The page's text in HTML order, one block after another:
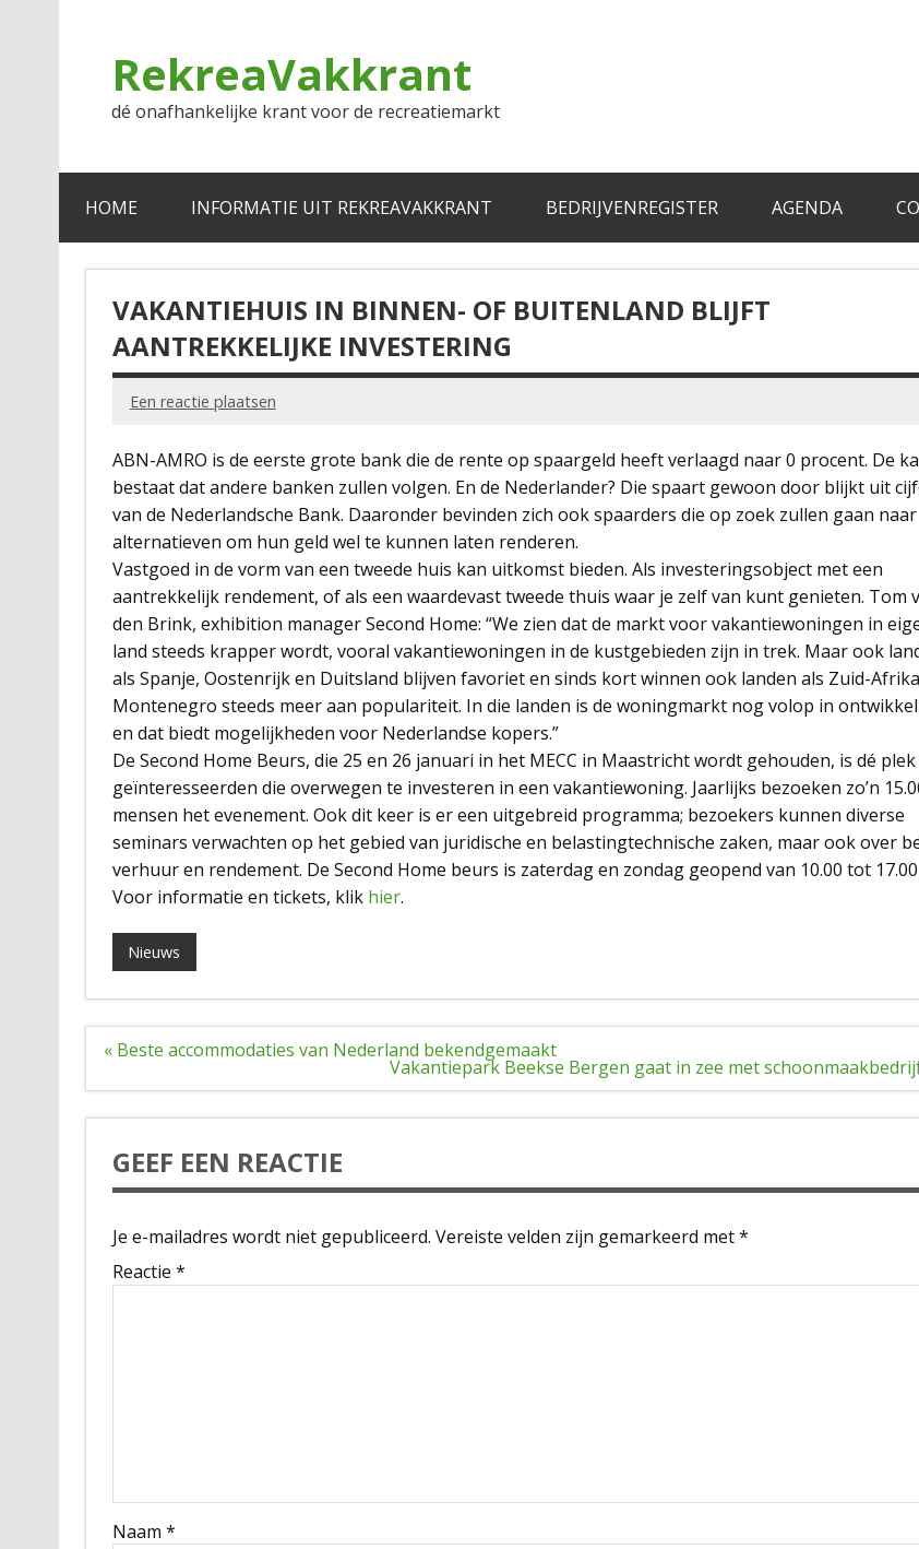
RekreaVakkrant
dé onafhankelijke krant voor de recreatiemarkt
HOME INFORMATIE UIT REKREAVAKKRANT BEDRIJVENREGISTER AGENDA
VAKANTIEHUIS IN BINNEN- OF BUITENLAND BLIJFT
AANTREKKELIJKE INVESTERING
Een reactie plaatsen
ABN-AMRO is de eerste grote bank die de rente op spaargeld heeft verlaagd naar 0 procent. De
bestaat dat andere banken zullen volgen. En de Nederlander? Die spaart gewoon door blijkt uit
van de Nederlandsche Bank. Daaronder bevinden zich ook spaarders die op zoek zullen gaan naar
alternatieven om hun geld wel te kunnen laten renderen.
Vastgoed in de vorm van een tweede huis kan uitkomst bieden. Als investeringsobject met een
aantrekkelijk rendement, of als een waardevast tweede thuis waar je zelf van kunt genieten. Tom
den Brink, exhibition manager Second Home: “We zien dat de markt voor vakantiewoningen in
land steeds krapper wordt, vooral vakantiewoningen in de kustgebieden zijn in trek. Maar ook
als Spanje, Oostenrijk en Duitsland blijven favoriet en sinds kort winnen ook landen als Zuid-
Montenegro steeds meer aan populariteit. In die landen is de woningmarkt nog volop in
en dat biedt mogelijkheden voor Nederlandse kopers.”
De Second Home Beurs, die 25 en 26 januari in het MECC in Maastricht wordt gehouden, is dé
geïnteresseerden die overwegen te investeren in een vakantiewoning. Jaarlijks bezoeken zo’n
mensen het evenement. Ook dit keer is er een uitgebreid programma; bezoekers kunnen diverse
seminars verwachten op het gebied van juridische en belastingtechnische zaken, maar ook over
verhuur en rendement. De Second Home beurs is zaterdag en zondag geopend van 10.00 tot
Voor informatie en tickets, klik hier.
Nieuws
Bericht
« Beste accommodaties van Nederland bekendgemaakt
Vakantiepark Beekse Bergen gaat in zee met schoonmaakbedrijf
GEEF EEN REACTIE
Je e-mailadres wordt niet gepubliceerd. Vereiste velden zijn gemarkeerd met*
Reactie *
Naam *